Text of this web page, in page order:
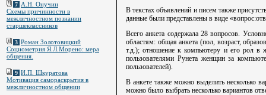
В текстах объявлений и писем также
данные были представлены в виде
Всего анкета содержала 28 вопросов.
областям: общая анкета (пол, возраст,
т.д.); отношение к компьютеру и его рол в
пользователями Рунета женщин за
пользователей).
В анкете также можно выделить несколько
можно было выбрать несколько вариантов
7 А.Н. Онучин
Схемы причинности в
межличностном познании
старшеклассников
3 Роман Золотовицкий
Социометрия Я.Л.Морено: мера
общения.
9 И.П. Шкуратова
Мотивация самораскрытия в
межличностном общении